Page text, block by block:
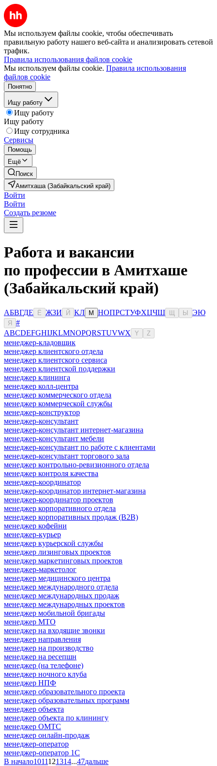
Мы используем файлы cookie, чтобы обеспечивать
правильную работу нашего веб-сайта и анализировать сетевой
трафик.
Правила использования файлов cookie
Мы используем файлы cookie. Правила использования
файлов cookie
Понятно
Ищу работу
Ищу работу
Ищу работу
Ищу сотрудника
Сервисы
Помощь
Ещё
Поиск
Амитхаша (Забайкальский край)
Войти
Войти
Создать резюме
Работа и вакансии
по профессии в Амитхаше
(Забайкальский край)
АБВГДЕ Ё ЖЗИ Й КЛ М НОПРСТУФХЦЧШ Ы ЭЮ
Я
#
ABCDEFGHIJKLMNOPQRSTUVWX Y Z
менеджер-кладовщик
менеджер клиентского отдела
менеджер клиентского сервиса
менеджер клиентской поддержки
менеджер клининга
менеджер колл-центра
менеджер коммерческого отдела
менеджер коммерческой службы
менеджер-конструктор
менеджер-консультант
менеджер-консультант интернет-магазина
менеджер-консультант мебели
менеджер-консультант по работе с клиентами
менеджер-консультант торгового зала
менеджер контрольно-ревизионного отдела
менеджер контроля качества
менеджер-координатор
менеджер-координатор интернет-магазина
менеджер-координатор проектов
менеджер корпоративного отдела
менеджер корпоративных продаж (B2B)
менеджер кофейни
менеджер-курьер
менеджер курьерской службы
менеджер лизинговых проектов
менеджер маркетинговых проектов
менеджер-маркетолог
менеджер медицинского центра
менеджер международного отдела
менеджер международных продаж
менеджер международных проектов
менеджер мобильной бригады
менеджер МТО
менеджер на входящие звонки
менеджер направления
менеджер на производство
менеджер на ресепшн
менеджер (на телефоне)
менеджер ночного клуба
менеджер НПФ
менеджер образовательного проекта
менеджер образовательных программ
менеджер объекта
менеджер объекта по клинингу
менеджер ОМТС
менеджер онлайн-продаж
менеджер-оператор
менеджер-оператор 1С
В начало1011121314...47дальше